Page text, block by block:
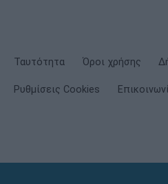
Ταυτότητα Όροι χρήσης
Ρυθμίσεις Cookies